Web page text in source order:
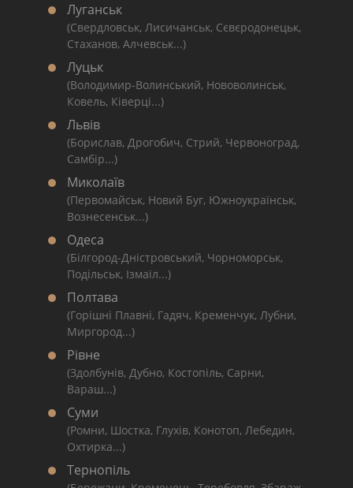
Луганськ
(Свердловськ, Лисичанськ, Сєвєродонецьк,
Стаханов, Алчевськ...)
Луцьк
(Володимир-Волинський, Нововолинськ,
Ковель, Ківерці...)
Львів
(Борислав, Дрогобич, Стрий, Червоноград,
Самбір...)
Миколаїв
(Первомайськ, Новий Буг, Южноукраїнськ,
Вознесенськ...)
Одеса
(Білгород-Дністровський, Чорноморськ,
Подільськ, Ізмаїл...)
Полтава
(Горішні Плавні, Гадяч, Кременчук, Лубни,
Миргород...)
Рівне
(Здолбунів, Дубно, Костопіль, Сарни,
Вараш...)
Суми
(Ромни, Шостка, Глухів, Конотоп, Лебедин,
Охтирка...)
Тернопіль